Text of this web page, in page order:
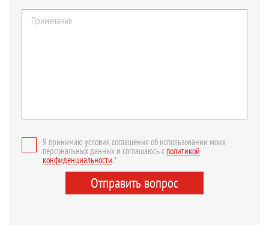
Я принимаю условия соглашения об использовании моих
персональных данных и соглашаюсь сполитикой
конфиденциальности.*
Отправить вопрос